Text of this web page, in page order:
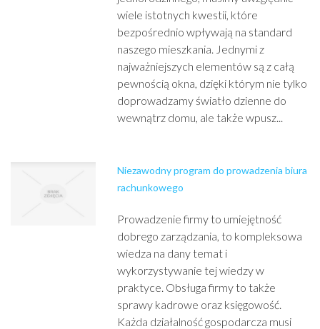
wiele istotnych kwestii, które
bezpośrednio wpływają na standard
naszego mieszkania. Jednymi z
najważniejszych elementów są z całą
pewnością okna, dzięki którym nie tylko
doprowadzamy światło dzienne do
wewnątrz domu, ale także wpusz...
Niezawodny program do prowadzenia biura
rachunkowego
Prowadzenie firmy to umiejętność
dobrego zarządzania, to kompleksowa
wiedza na dany temat i
wykorzystywanie tej wiedzy w
praktyce. Obsługa firmy to także
sprawy kadrowe oraz księgowość.
Każda działalność gospodarcza musi